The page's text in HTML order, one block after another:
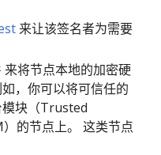
来让该签名者为需要
来将节点本地的加密硬
，你可以将可信任的
模块（Trusted
的节点上。 这类节点